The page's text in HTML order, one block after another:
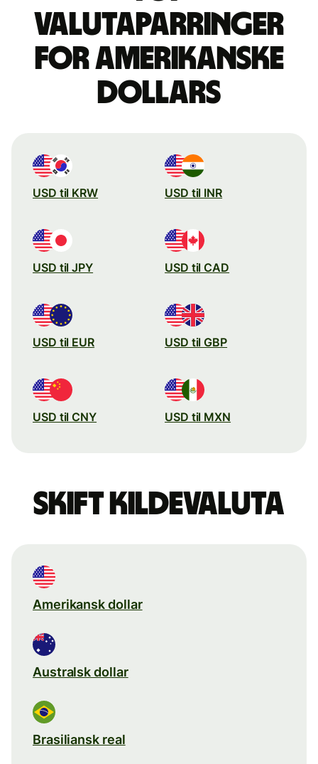
valutaparringer
for amerikanske
dollars
USD til KRW USD til INR
USD til JPY USD til CAD
USD til EUR USD til GBP
USD til CNY USD til MXN
Skift kildevaluta
Amerikansk dollar
Australsk dollar
Brasiliansk real